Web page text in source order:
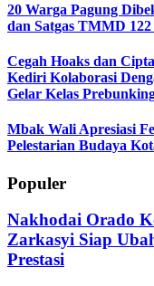
20 Warga Pagung
dan Satgas TMMD
Cegah Hoaks dan
Kediri Kolaborasi
Gelar Kelas
Mbak Wali Apresiasi
Pelestarian Budaya
Populer
Nakhodai Orado
Zarkasyi Siap
Prestasi